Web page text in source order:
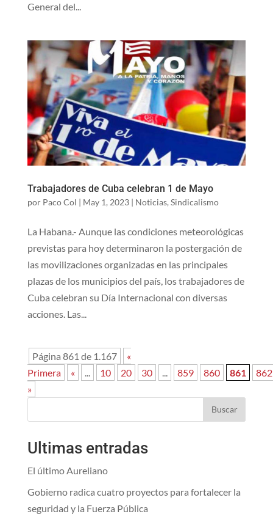
General del...
Trabajadores de Cuba celebran 1 de Mayo
por Paco Col | May 1, 2023| Noticias, Sindicalismo
La Habana.- Aunque las condiciones meteorológicas
previstas para hoy determinaron la postergación de
las movilizaciones organizadas en las principales
plazas de los municipios del país, los trabajadores de
Cuba celebran su Día Internacional con diversas
acciones. Las...
Página 861 de 1.167
«
Primera
« ... 10 20 30 ... 859 860 861
862
»
Buscar
Ultimas entradas
El último Aureliano
Gobierno radica cuatro proyectos para fortalecer la
seguridad y la Fuerza Pública